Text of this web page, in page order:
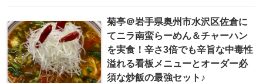
菊亭＠岩手県奥州市水沢区佐倉に
てニラ南蛮らーめん＆チャーハン
を実食！辛さ3倍でも辛旨な中毒性
溢れる看板メニューとオーダー必
須な炒飯の最強セット♪